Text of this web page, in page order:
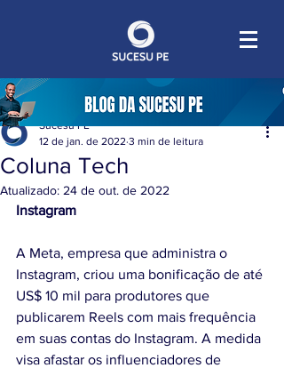
Coluna Tech
Sucesu PE
12 de jan. de 2022 3 min de leitura
Atualizado: 24 de out. de 2022
Instagram
A Meta, empresa que administra o
Instagram, criou uma bonificação de até
US$ 10 mil para produtores que
publicarem Reels com mais frequência
em suas contas do Instagram. A medida
visa afastar os influenciadores de